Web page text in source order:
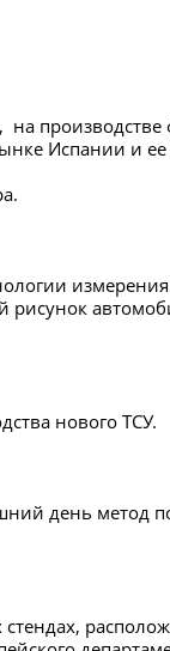
производстве
Испании и
нового ТСУ.
день метод